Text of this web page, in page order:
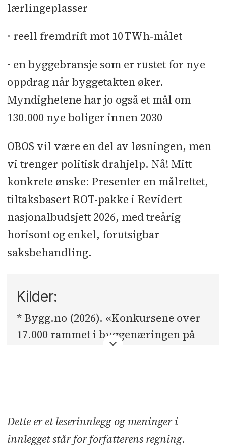
lærlingeplasser
· reell fremdrift mot 10 TWh‑målet
· en byggebransje som er rustet for nye
oppdrag når byggetakten øker.
Myndighetene har jo også et mål om
130.000 nye boliger innen 2030
OBOS vil være en del av løsningen, men
vi trenger politisk drahjelp. Nå! Mitt
konkrete ønske: Presenter en målrettet,
tiltaksbasert ROT-pakke i Revidert
nasjonalbudsjett 2026, med treårig
horisont og enkel, forutsigbar
saksbehandling.
Kilder:
* Bygg.no (2026). «Konkursene over
17.000 rammet i byggenæringen på
Kraftåret 2024 og utviklingen fram
Dette er et leserinnlegg og meninger i
innlegget står for forfatterens regning.